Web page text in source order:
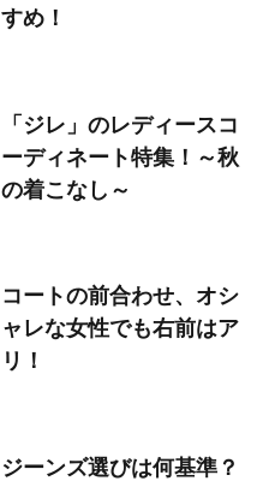
すめ！
「ジレ」のレディースコ
ーディネート特集！～秋
の着こなし～
コートの前合わせ、オシ
ャレな女性でも右前はア
リ！
ジーンズ選びは何基準？